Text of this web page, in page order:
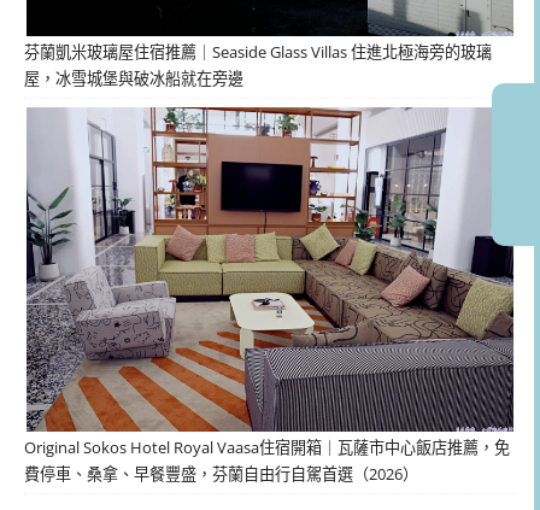
芬蘭凱米玻璃屋住宿推薦｜Seaside Glass Villas 住進北極海旁的玻璃
屋，冰雪城堡與破冰船就在旁邊
Original Sokos Hotel Royal Vaasa住宿開箱｜瓦薩市中心飯店推薦，免
費停車、桑拿、早餐豐盛，芬蘭自由行自駕首選（2026）